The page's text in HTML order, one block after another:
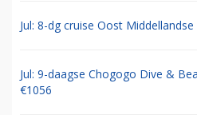
Jul: 8-dg cruise Oost
Jul: 9-daagse Chogogo Dive &
€1056